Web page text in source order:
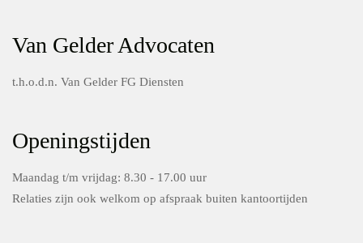
Van Gelder Advocaten
t.h.o.d.n. Van Gelder FG Diensten
Openingstijden
Maandag t/m vrijdag: 8.30 - 17.00 uur
Relaties zijn ook welkom op afspraak buiten kantoortijden